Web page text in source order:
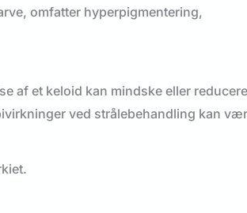
omfatter hyperpigmentering,
af et keloid kan mindske eller reducere
ved strålebehandling kan